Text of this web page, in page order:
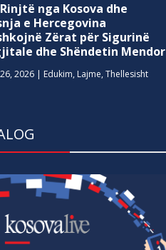
nga Kosova dhe
e Hercegovina
Zërat për Sigurinë
dhe Shëndetin Mendor
2026 | Edukim, Lajme,Thellesisht